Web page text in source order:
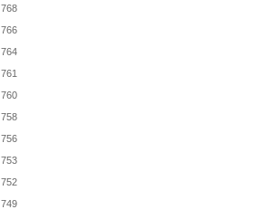
768
766
764
761
760
758
756
753
752
749